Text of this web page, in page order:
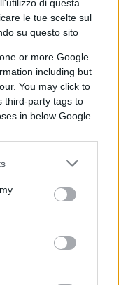
di questa
le tue scelte sul
su questo sito
or more Google
including but
You may click to
third-party tags to
in below Google
è davvero
banche
detto, vi sono
momento tra il
le banche
bazooka di
per il momento
di bilancio – che
tutta la loro